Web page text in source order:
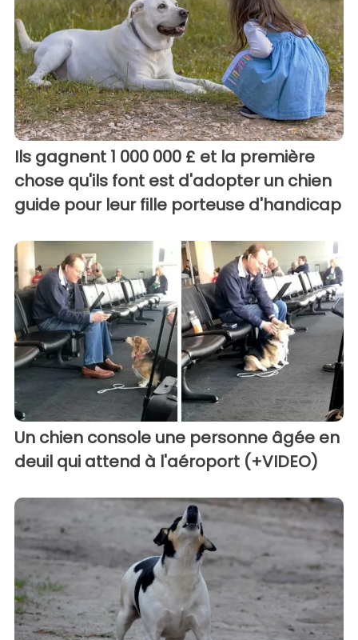
Ils gagnent 1 000 000 £ et la première
chose qu'ils font est d'adopter un chien
guide pour leur fille porteuse d'handicap
Un chien console une personne âgée en
deuil qui attend à l'aéroport (+VIDEO)